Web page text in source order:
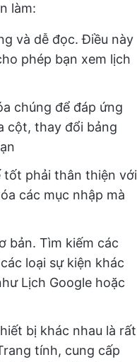
làm:
và dễ đọc. Điều này
phép bạn xem lịch
chúng để đáp ứng
cột, thay đổi bảng
phải thân thiện với
các mục nhập mà
bản. Tìm kiếm các
loại sự kiện khác
Lịch Google hoặc
bị khác nhau là rất
tính, cung cấp